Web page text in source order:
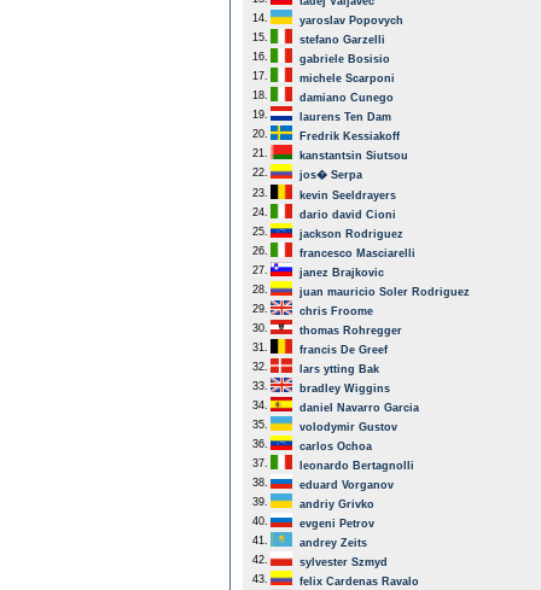
14.
yaroslav Popovych
15.
stefano Garzelli
16.
gabriele Bosisio
17.
michele Scarponi
18.
damiano Cunego
19.
laurens Ten Dam
20.
Fredrik Kessiakoff
21.
kanstantsin Siutsou
22.
jos� Serpa
23.
kevin Seeldrayers
24.
dario david Cioni
25.
jackson Rodriguez
26.
francesco Masciarelli
27.
janez Brajkovic
28.
juan mauricio Soler Rodriguez
29.
chris Froome
30.
thomas Rohregger
31.
francis De Greef
32.
lars ytting Bak
33.
bradley Wiggins
34.
daniel Navarro Garcia
35.
volodymir Gustov
36.
carlos Ochoa
37.
leonardo Bertagnolli
38.
eduard Vorganov
39.
andriy Grivko
40.
evgeni Petrov
41.
andrey Zeits
42.
sylvester Szmyd
43.
felix Cardenas Ravalo